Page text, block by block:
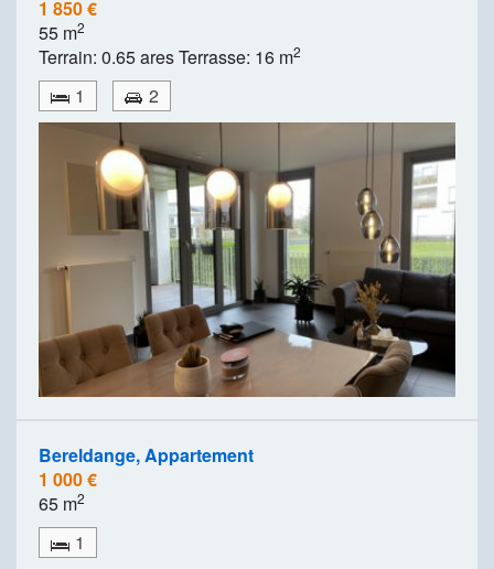
1 850 €
55 m2
Terrain: 0.65 ares Terrasse: 16 m2
1 2
Bereldange, Appartement
1 000 €
65 m2
1